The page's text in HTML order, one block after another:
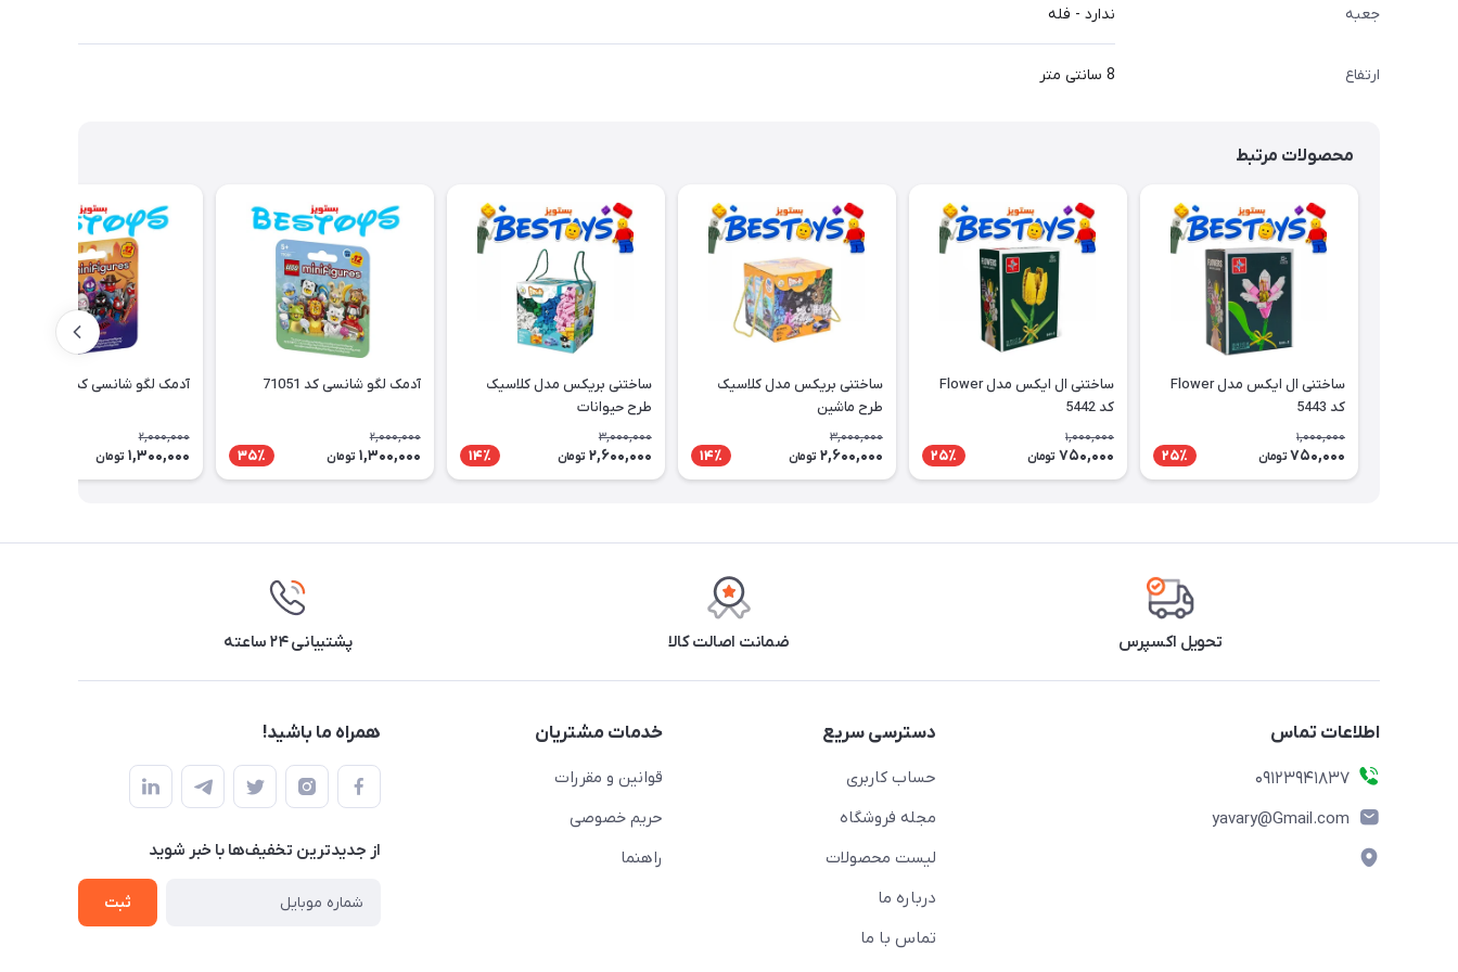
جعبه ندارد - فله
ارتفاع 8 سانتی متر
محصولات مرتبط
ساختنی ال ایکس مدل Flower
کد 5443
1,000,000
750,000 تومان 25٪
ساختنی ال ایکس مدل Flower
کد 5442
1,000,000
750,000 تومان 25٪
ساختنی بریکس مدل کلاسیک
طرح ماشین
3,000,000
2,600,000 تومان 14٪
ساختنی بریکس مدل کلاسیک
طرح حیوانات
3,000,000
2,600,000 تومان 14٪
آدمک لگو شانسی کد 71051
2,000,000
1,300,000 تومان 35٪
آدمک لگو شانسی کد 71050
2,000,000
1,300,000 تومان
تحویل اکسپرس ضمانت اصالت کالا پشتیبانی ۲۴ ساعته
اطلاعات تماس
09123941837
yavary@Gmail.com
دسترسی سریع
حساب کاربری
مجله فروشگاه
لیست محصولات
درباره ما
تماس با ما
خدمات مشتریان
قوانین و مقررات
حریم خصوصی
راهنما
همراه ما باشید!
از جدید‌ترین تخفیف‌ها با‌ خبر شوید
ثبت